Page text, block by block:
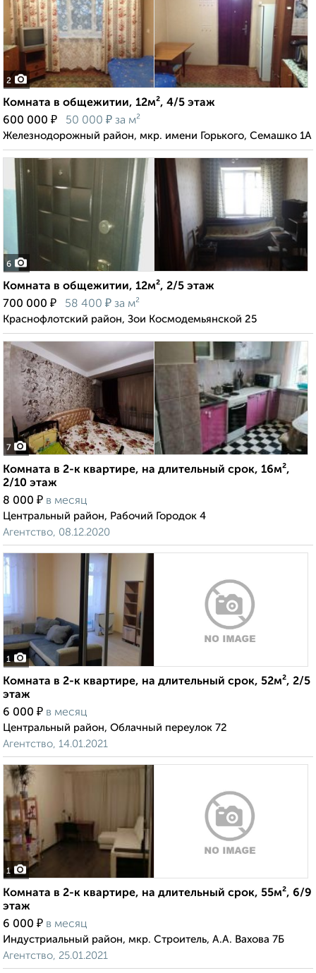
2
Комната в общежитии, 12м², 4/5 этаж
600 000 ₽ 50 000 ₽ за м²
Железнодорожный район, мкр. имени Горького, Семашко 1А
6
Комната в общежитии, 12м², 2/5 этаж
700 000 ₽ 58 400 ₽ за м²
Краснофлотский район, Зои Космодемьянской 25
7
Комната в 2-к квартире, на длительный срок, 16м²,
2/10 этаж
8 000 ₽ в месяц
Центральный район, Рабочий Городок 4
Агентство, 08.12.2020
1
Комната в 2-к квартире, на длительный срок, 52м², 2/5
этаж
6 000 ₽ в месяц
Центральный район, Облачный переулок 72
Агентство, 14.01.2021
1
Комната в 2-к квартире, на длительный срок, 55м², 6/9
этаж
6 000 ₽ в месяц
Индустриальный район, мкр. Строитель, А.А. Вахова 7Б
Агентство, 25.01.2021